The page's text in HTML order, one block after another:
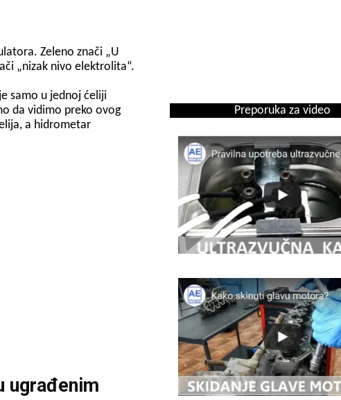
Zeleno znači „U
„nizak nivo elektrolita“.
samo u jednoj ćeliji
da vidimo preko ovog
a hidrometar
ugrađenim
Preporuka za video